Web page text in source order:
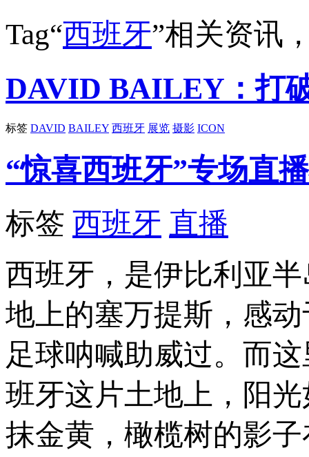
Tag“西班牙”相关资讯
DAVID BAILEY：打
标签 DAVID BAILEY 西班牙 展览 摄影 ICON
“惊喜西班牙”专场直
标签 西班牙 直播
西班牙，是伊比利亚
地上的塞万提斯，感
足球呐喊助威过。而
班牙这片土地上，阳
抹金黄，橄榄树的影